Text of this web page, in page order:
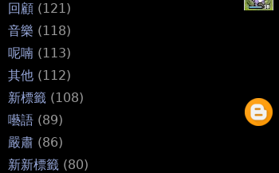
回顧 (121)
音樂 (118)
呢喃 (113)
其他 (112)
新標籤 (108)
囈語 (89)
嚴肅 (86)
新新標籤 (80)